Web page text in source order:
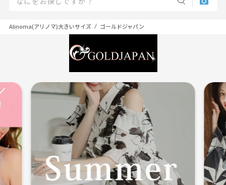
Alinoma(アリノマ)大きいサイズ ゴールドジャパン